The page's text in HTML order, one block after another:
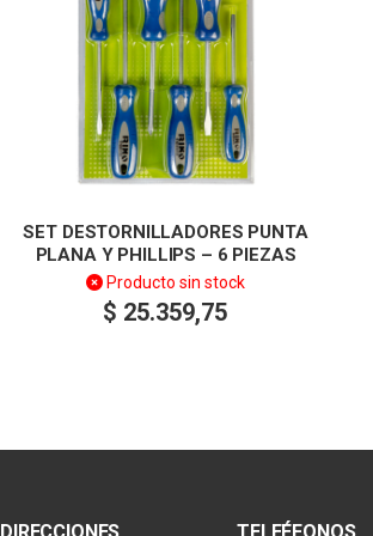
SET DESTORNILLADORES PUNTA
PLANA Y PHILLIPS – 6 PIEZAS
Producto sin stock
$ 25.359,75